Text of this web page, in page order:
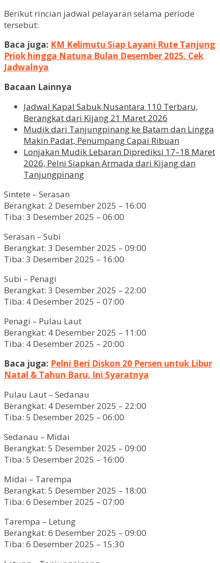
Berikut rincian jadwal pelayaran selama periode
tersebut:
Baca juga: KM Kelimutu Siap Layani Rute Tanjung
Priok hingga Natuna Bulan Desember 2025, Cek
Jadwalnya
Bacaan Lainnya
Jadwal Kapal Sabuk Nusantara 110 Terbaru,
Berangkat dari Kijang 21 Maret 2026
Mudik dari Tanjungpinang ke Batam dan Lingga
Makin Padat, Penumpang Capai Ribuan
Lonjakan Mudik Lebaran Diprediksi 17–18 Maret
2026, Pelni Siapkan Armada dari Kijang dan
Tanjungpinang
Sintete – Serasan
Berangkat: 2 Desember 2025 – 16:00
Tiba: 3 Desember 2025 – 06:00
Serasan – Subi
Berangkat: 3 Desember 2025 – 09:00
Tiba: 3 Desember 2025 – 16:00
Subi – Penagi
Berangkat: 3 Desember 2025 – 22:00
Tiba: 4 Desember 2025 – 07:00
Penagi – Pulau Laut
Berangkat: 4 Desember 2025 – 11:00
Tiba: 4 Desember 2025 – 20:00
Baca juga: Pelni Beri Diskon 20 Persen untuk Libur
Natal & Tahun Baru, Ini Syaratnya
Pulau Laut – Sedanau
Berangkat: 4 Desember 2025 – 22:00
Tiba: 5 Desember 2025 – 06:00
Sedanau – Midai
Berangkat: 5 Desember 2025 – 09:00
Tiba: 5 Desember 2025 – 16:00
Midai – Tarempa
Berangkat: 5 Desember 2025 – 18:00
Tiba: 6 Desember 2025 – 07:00
Tarempa – Letung
Berangkat: 6 Desember 2025 – 09:00
Tiba: 6 Desember 2025 – 15:30